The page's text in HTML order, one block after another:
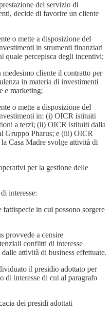
del servizio di
decide di favorire un cliente
o mette a disposizione del
in strumenti finanziari
quale percepisca degli incentivi;
medesimo cliente il contratto per
in materia di investimenti
e marketing;
o mette a disposizione del
in: (i) OICR istituiti
a terzi; (ii) OICR istituiti dalla
Gruppo Pharus; e (iii) OICR
Casa Madre svolge attività di
per la gestione delle
interesse:
in cui possono sorgere
provvede a censire
conflitti di interesse
attività di business effettuate.
il presidio adottato per
di interesse di cui al paragrafo
dei presidi adottati